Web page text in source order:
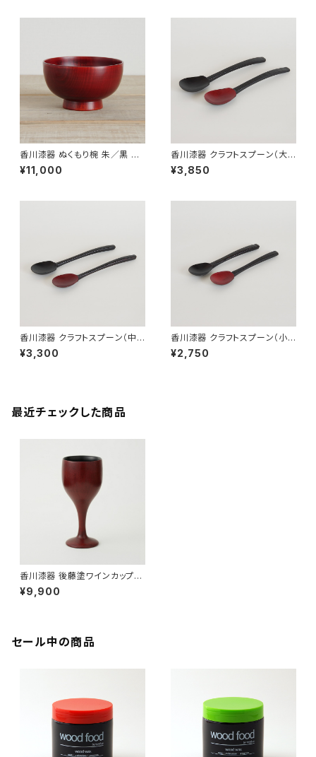
香川漆器 ぬくもり椀 朱／黒 中
田漆木【お椀】【汁椀】【伝統工芸
品】【民藝品】【ギフト プレゼン
¥11,000
香川漆器 クラフトスプーン（大）
黒／朱 中田漆木【伝統工芸品】
【民藝品】【ギフト プレゼント】
¥3,850
香川漆器 クラフトスプーン（中）
黒／朱 中田漆木【伝統工芸品】
【民藝品】【ギフト プレゼント】
¥3,300
香川漆器 クラフトスプーン（小）
黒／朱 中田漆木【伝統工芸品】
【民藝品】【ギフト プレゼント】
¥2,750
最近チェックした商品
香川漆器 後藤塗ワインカップ
中田漆木【伝統工芸品】【民藝
品】【ギフト プレゼント】【父の日
¥9,900
セール中の商品